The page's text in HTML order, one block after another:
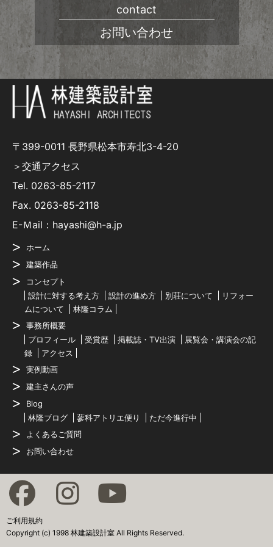
contact
お問い合わせ
〒399-0011 長野県松本市寿北3-4-20
＞交通アクセス
Tel. 0263-85-2117
Fax. 0263-85-2118
E-Ｍail：hayashi@h-a.jp
ホーム
建築作品
コンセプト
設計に対する考え方
設計の進め方 別荘について
リフォー
ムについて
林隆コラム
事務所概要
プロフィール
受賞歴 掲載誌・TV出演
展覧会・講演会の記
録
アクセス
実例動画
建主さんの声
Blog
林隆ブログ
蓼科アトリエ便り
ただ今進行中
よくあるご質問
お問い合わせ
ご利用規約
Copyright (c) 1998 林建築設計室 All Rights Reserved.